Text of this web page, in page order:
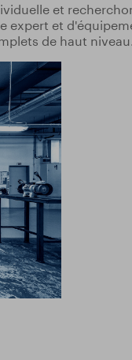
et
expert et
de haut niveau.